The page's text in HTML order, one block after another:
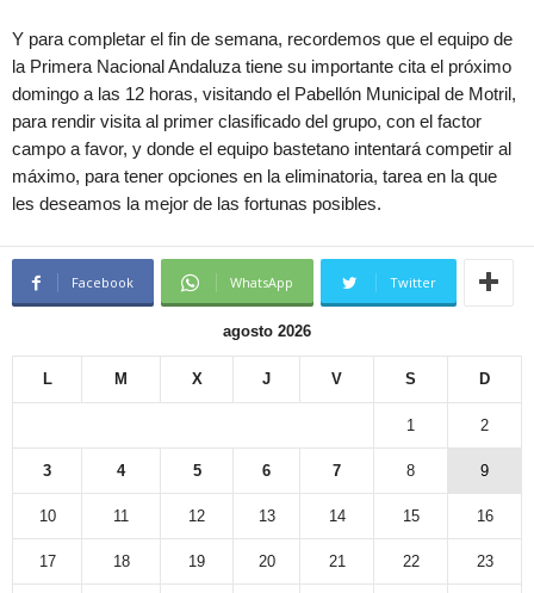
Y para completar el fin de semana, recordemos que el equipo de
la Primera Nacional Andaluza tiene su importante cita el próximo
domingo a las 12 horas, visitando el Pabellón Municipal de Motril,
para rendir visita al primer clasificado del grupo, con el factor
campo a favor, y donde el equipo bastetano intentará competir al
máximo, para tener opciones en la eliminatoria, tarea en la que
les deseamos la mejor de las fortunas posibles.
Facebook WhatsApp Twitter
agosto 2026
L M X J V S D
1 2
3 4 5 6 7 8 9
10 11 12 13 14 15 16
17 18 19 20 21 22 23